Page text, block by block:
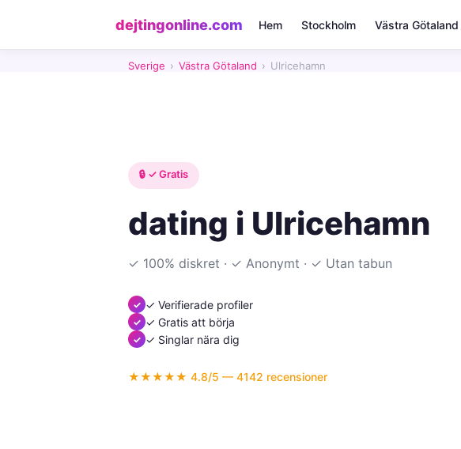
dejtingonline.com Hem Stockholm Västra Götaland
Sverige › Västra Götaland › Ulricehamn
🔒 ✓ Gratis
dating i Ulricehamn
✓ 100% diskret · ✓ Anonymt · ✓ Utan tabun
✓ Verifierade profiler
✓ Gratis att börja
✓ Singlar nära dig
★★★★★ 4.8/5 — 4142 recensioner